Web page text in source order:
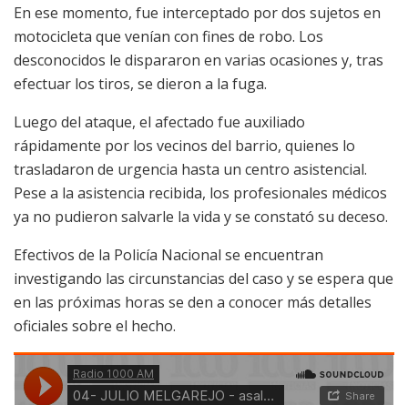
En ese momento, fue interceptado por dos sujetos en
motocicleta que venían con fines de robo. Los
desconocidos le dispararon en varias ocasiones y, tras
efectuar los tiros, se dieron a la fuga.
Luego del ataque, el afectado fue auxiliado
rápidamente por los vecinos del barrio, quienes lo
trasladaron de urgencia hasta un centro asistencial.
Pese a la asistencia recibida, los profesionales médicos
ya no pudieron salvarle la vida y se constató su deceso.
Efectivos de la Policía Nacional se encuentran
investigando las circunstancias del caso y se espera que
en las próximas horas se den a conocer más detalles
oficiales sobre el hecho.